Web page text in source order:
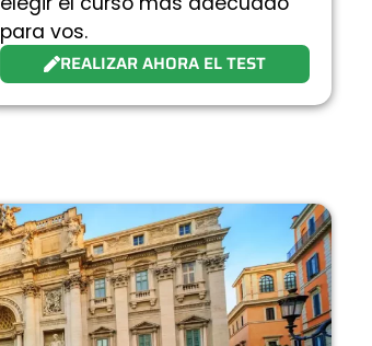
para vos.
REALIZAR AHORA EL TEST